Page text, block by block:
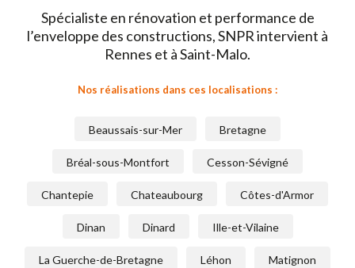
Spécialiste en rénovation et performance de
l’enveloppe des constructions, SNPR intervient à
Rennes et à Saint-Malo.
Nos réalisations dans ces localisations :
Beaussais-sur-Mer Bretagne
Bréal-sous-Montfort Cesson-Sévigné
Chantepie Chateaubourg Côtes-d'Armor
Dinan Dinard Ille-et-Vilaine
La Guerche-de-Bretagne Léhon Matignon